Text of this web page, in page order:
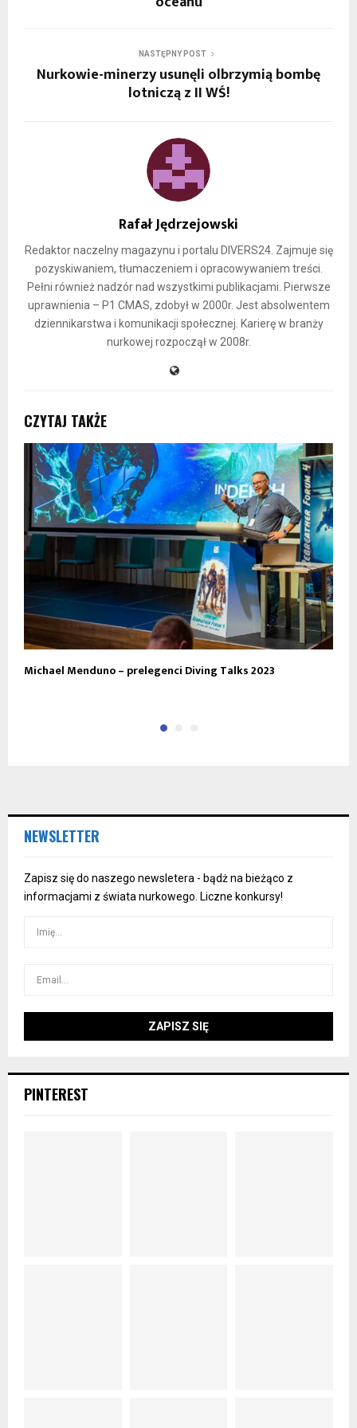
NASTĘPNY POST
Nurkowie-minerzy usunęli olbrzymią bombę
lotniczą z II WŚ!
Rafał Jędrzejowski
Redaktor naczelny magazynu i portalu DIVERS24. Zajmuje się
pozyskiwaniem, tłumaczeniem i opracowywaniem treści.
Pełni również nadzór nad wszystkimi publikacjami. Pierwsze
uprawnienia – P1 CMAS, zdobył w 2000r. Jest absolwentem
dziennikarstwa i komunikacji społecznej. Karierę w branży
nurkowej rozpoczął w 2008r.
CZYTAJ TAKŻE
Michael Menduno – prelegenci Diving Talks 2023
NEWSLETTER
Zapisz się do naszego newsletera - bądż na bieżąco z
informacjami z świata nurkowego. Liczne konkursy!
PINTEREST